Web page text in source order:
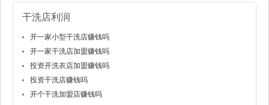
干洗店利润
开一家小型干洗店赚钱吗
开一家干洗店加盟赚钱吗
投资开洗衣店加盟赚钱吗
投资干洗店赚钱吗
开个干洗加盟店赚钱吗